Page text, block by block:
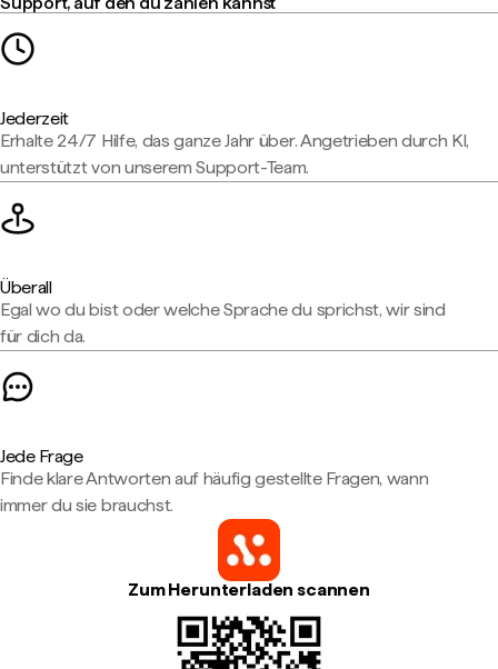
Jederzeit
Erhalte 24/7 Hilfe, das ganze Jahr über. Angetrieben durch KI,
unterstützt von unserem Support-Team.
Überall
Egal wo du bist oder welche Sprache du sprichst, wir sind
für dich da.
Jede Frage
Finde klare Antworten auf häufig gestellte Fragen, wann
immer du sie brauchst.
Zum Herunterladen scannen